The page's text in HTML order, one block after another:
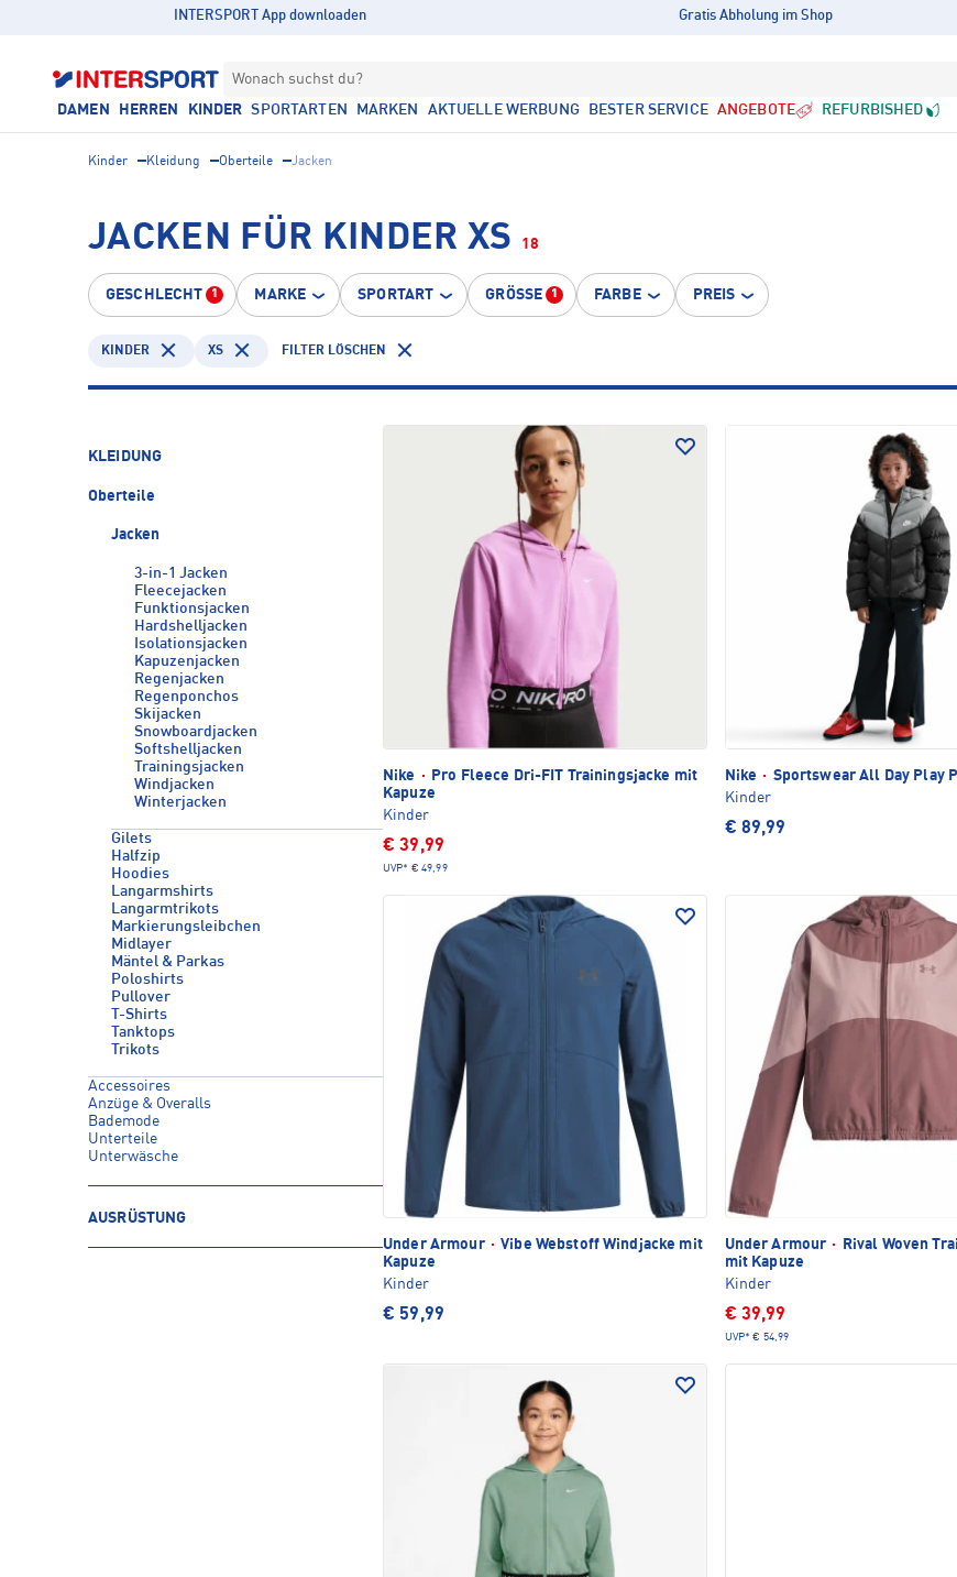
INTERSPORT App downloaden Gratis Abholung im Shop
Wonach suchst du?
DAMEN HERREN KINDER SPORTARTEN MARKEN AKTUELLE WERBUNG BESTER SERVICE ANGEBOTE REFURBISHED
Kinder Kleidung Oberteile Jacken
JACKEN FÜR KINDER XS 18
GESCHLECHT 1 MARKE SPORTART GRÖSSE 1 FARBE PREIS
KINDER XS FILTER LÖSCHEN
KLEIDUNG
Oberteile
Jacken
3-in-1 Jacken
Fleecejacken
Funktionsjacken
Hardshelljacken
Isolationsjacken
Kapuzenjacken
Regenjacken
Regenponchos
Skijacken
Snowboardjacken
Softshelljacken
Trainingsjacken
Windjacken
Winterjacken
Gilets
Halfzip
Hoodies
Langarmshirts
Langarmtrikots
Markierungsleibchen
Midlayer
Mäntel & Parkas
Poloshirts
Pullover
T-Shirts
Tanktops
Trikots
Accessoires
Anzüge & Overalls
Bademode
Unterteile
Unterwäsche
AUSRÜSTUNG
Nike ·
Pro Fleece Dri-FIT Trainingsjacke mit
Kapuze
Kinder
€ 39,99
UVP* € 49,99
Nike · Sportswear All Day Play
Kinder
€ 89,99
Under Armour · Vibe Webstoff Windjacke mit
Kapuze
Kinder
€ 59,99
Under Armour ·
Rival Woven
mit Kapuze
Kinder
€ 39,99
UVP* € 54,99